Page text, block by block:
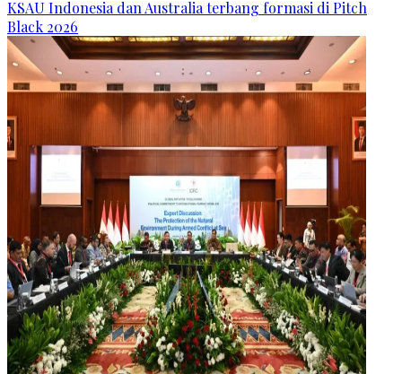
KSAU Indonesia dan Australia terbang formasi di Pitch
Black 2026